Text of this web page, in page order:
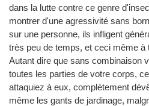
dans la lutte contre ce genre
montrer d'une agressivité sans
sur une personne, ils infligent
très peu de temps, et ceci même
Autant dire que sans combinaison
toutes les parties de votre corps,
attaquiez à eux, complètement
même les gants de jardinage,